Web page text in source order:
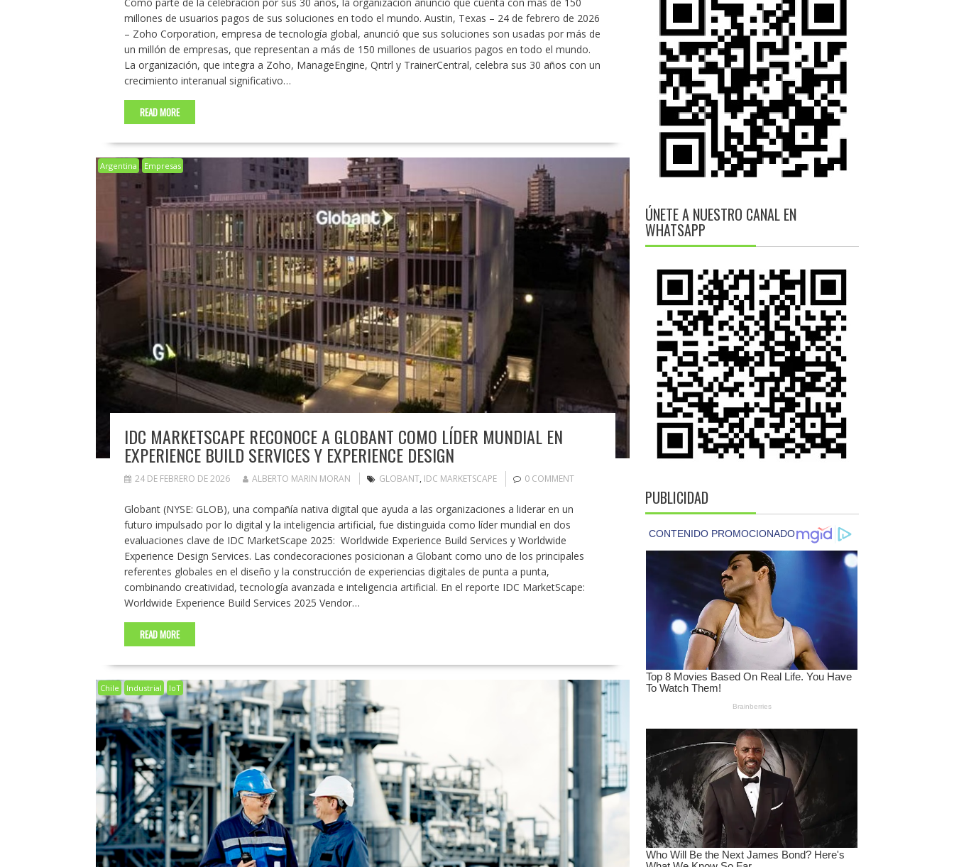
millones de usuarios pagos de sus soluciones en todo el mundo. Austin, Texas – 24 de febrero de 2026
– Zoho Corporation, empresa de tecnología global, anunció que sus soluciones son usadas por más de
un millón de empresas, que representan a más de 150 millones de usuarios pagos en todo el mundo.
La organización, que integra a Zoho, ManageEngine, Qntrl y TrainerCentral, celebra sus 30 años con un
crecimiento interanual significativo…
READ MORE
Argentina Empresas
IDC MARKETSCAPE RECONOCE A GLOBANT COMO LÍDER MUNDIAL EN
EXPERIENCE BUILD SERVICES Y EXPERIENCE DESIGN
24 DE FEBRERO DE 2026 ALBERTO MARIN MORAN GLOBANT, IDC MARKETSCAPE 0 COMMENT
Globant (NYSE: GLOB), una compañía nativa digital que ayuda a las organizaciones a liderar en un
futuro impulsado por lo digital y la inteligencia artificial, fue distinguida como líder mundial en dos
evaluaciones clave de IDC MarketScape 2025: Worldwide Experience Build Services y Worldwide
Experience Design Services. Las condecoraciones posicionan a Globant como uno de los principales
referentes globales en el diseño y la construcción de experiencias digitales de punta a punta,
combinando creatividad, tecnología avanzada e inteligencia artificial. En el reporte IDC MarketScape:
Worldwide Experience Build Services 2025 Vendor…
READ MORE
Chile Industrial IoT
ÚNETE A NUESTRO CANAL EN
WHATSAPP
PUBLICIDAD